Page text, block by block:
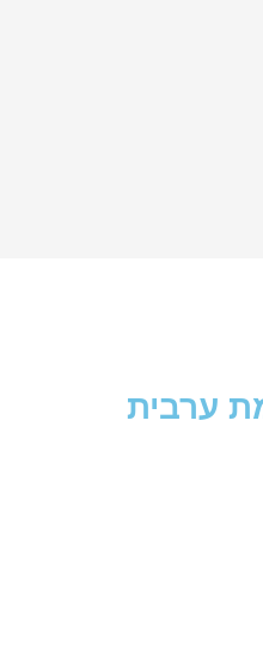
ערבית